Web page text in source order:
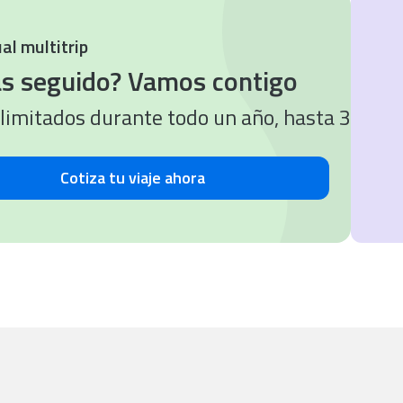
viaje
contigo
un año, hasta 30 o 60 días por viaje.